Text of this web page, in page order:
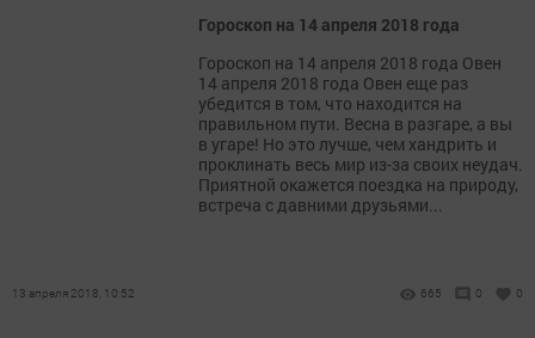
Гороскоп на 14 апреля 2018 года
Гороскоп на 14 апреля 2018 года Овен
14 апреля 2018 года Овен еще раз
убедится в том, что находится на
правильном пути. Весна в разгаре, а вы
в угаре! Но это лучше, чем хандрить и
проклинать весь мир из-за своих неудач.
Приятной окажется поездка на природу,
встреча с давними друзьями...
13 апреля 2018, 10:52 665 0 0